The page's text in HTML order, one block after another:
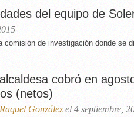
del equipo de
de investigación donde se
cobró en
(netos)
Raquel González el 4 septiembre,